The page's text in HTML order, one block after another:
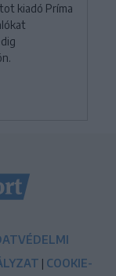
kiadó Príma
| COOKIE-